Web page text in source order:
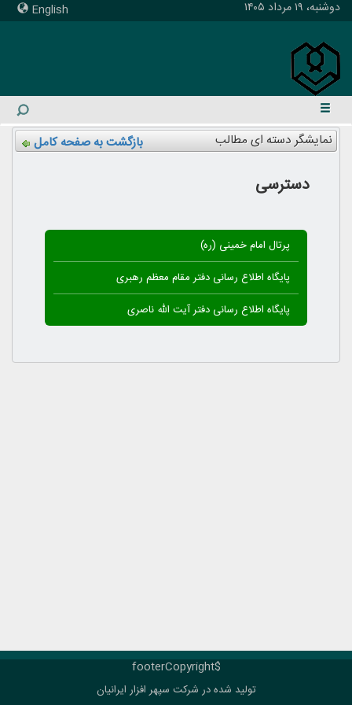
English دوشنبه، ۱۹ مرداد ۱۴۰۵
نمایشگر دسته ای مطالب بازگشت به صفحه کامل
دسترسی
پرتال امام خمینی (ره)
پایگاه اطلاع رسانی دفتر مقام معظم رهبری
پایگاه اطلاع رسانی دفتر آیت الله ناصری
$footerCopyright
تولید شده در شرکت سپهر افزار ایرانیان